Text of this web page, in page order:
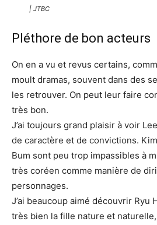
| JTBC
Pléthore de bon acteurs
On en a vu et revus certains,
moult dramas, souvent dans des
les retrouver. On peut leur faire
très bon.
J’ai toujours grand plaisir à voir
de caractère et de convictions.
Bum sont peu trop impassibles à
très coréen comme manière de
personnages.
J’ai beaucoup aimé découvrir Ryu
très bien la fille nature et